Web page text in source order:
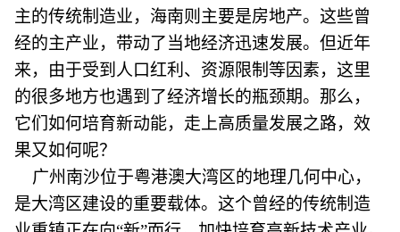
主的传统制造业，海南则主要是房地产。这些曾
经的主产业，带动了当地经济迅速发展。但近年
来，由于受到人口红利、资源限制等因素，这里
的很多地方也遇到了经济增长的瓶颈期。那么，
它们如何培育新动能，走上高质量发展之路，效
果又如何呢？
广州南沙位于粤港澳大湾区的地理几何中心，
是大湾区建设的重要载体。这个曾经的传统制造